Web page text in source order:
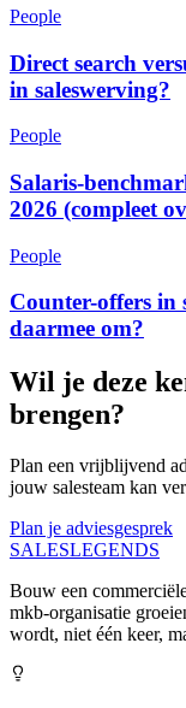
People
Direct search
in saleswerving?
People
Salaris-
2026 (compleet
People
Counter-offers in
daarmee om?
Wil je deze
brengen?
Plan een vrijblijvend
jouw salesteam kan
Plan je adviesgesprek
SALESLEGENDS
Bouw een
mkb-organisatie
wordt, niet één keer,